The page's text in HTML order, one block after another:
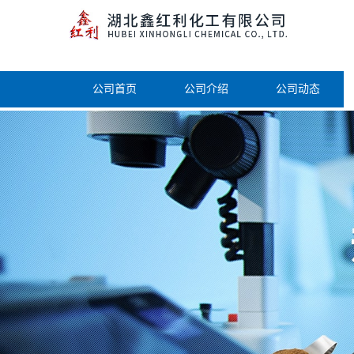
公司首页 公司介绍 公司动态